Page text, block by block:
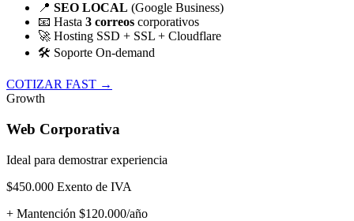
📍 SEO LOCAL (Google Business)
📧 Hasta 3 correos corporativos
🚀 Hosting SSD + SSL + Cloudflare
🛠️ Soporte On-demand
COTIZAR FAST →
Growth
Web Corporativa
Ideal para demostrar experiencia
$450.000 Exento de IVA
+ Mantención $120.000/año